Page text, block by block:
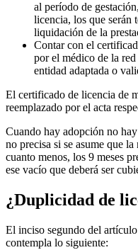
al período de
licencia, los que serán
liquidación de la
Contar con el
por el médico de la
entidad adaptada o
El certificado de licencia de
reemplazado por el acta
Cuando hay adopción no
no precisa si se asume que
cuanto menos, los 9 meses
ese vacío que deberá ser
¿Duplicidad de
El inciso segundo del
contempla lo siguiente: